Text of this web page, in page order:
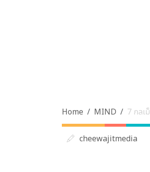
Home MIND 7 กลเ
cheewajitmedia